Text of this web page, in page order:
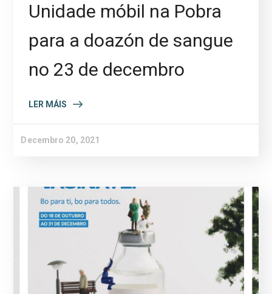
Unidade móbil na Pobra
para a doazón de sangue
no 23 de decembro
LER MÁIS
Decembro 20, 2021